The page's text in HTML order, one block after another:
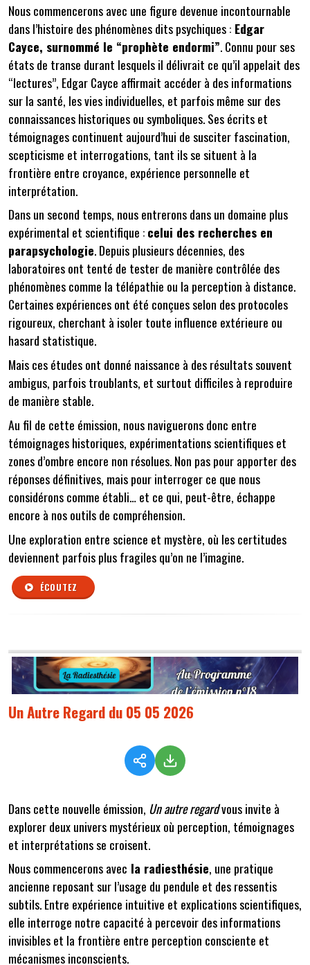
Nous commencerons avec une figure devenue incontournable
dans l’histoire des phénomènes dits psychiques : Edgar
Cayce, surnommé le “prophète endormi”. Connu pour ses
états de transe durant lesquels il délivrait ce qu’il appelait des
“lectures”, Edgar Cayce affirmait accéder à des informations
sur la santé, les vies individuelles, et parfois même sur des
connaissances historiques ou symboliques. Ses écrits et
témoignages continuent aujourd’hui de susciter fascination,
scepticisme et interrogations, tant ils se situent à la
frontière entre croyance, expérience personnelle et
interprétation.
Dans un second temps, nous entrerons dans un domaine plus
expérimental et scientifique :celui des recherches en
parapsychologie. Depuis plusieurs décennies, des
laboratoires ont tenté de tester de manière contrôlée des
phénomènes comme la télépathie ou la perception à distance.
Certaines expériences ont été conçues selon des protocoles
rigoureux, cherchant à isoler toute influence extérieure ou
hasard statistique.
Mais ces études ont donné naissance à des résultats souvent
ambigus, parfois troublants, et surtout difficiles à reproduire
de manière stable.
Au fil de cette émission, nous naviguerons donc entre
témoignages historiques, expérimentations scientifiques et
zones d’ombre encore non résolues. Non pas pour apporter des
réponses définitives, mais pour interroger ce que nous
considérons comme établi… et ce qui, peut-être, échappe
encore à nos outils de compréhension.
Une exploration entre science et mystère, où les certitudes
deviennent parfois plus fragiles qu’on ne l’imagine.
ÉCOUTEZ
Un Autre Regard du 05 05 2026
Dans cette nouvelle émission, Un autre regardvous invite à
explorer deux univers mystérieux où perception, témoignages
et interprétations se croisent.
Nous commencerons avec la radiesthésie, une pratique
ancienne reposant sur l’usage du pendule et des ressentis
subtils. Entre expérience intuitive et explications scientifiques,
elle interroge notre capacité à percevoir des informations
invisibles et la frontière entre perception consciente et
mécanismes inconscients.